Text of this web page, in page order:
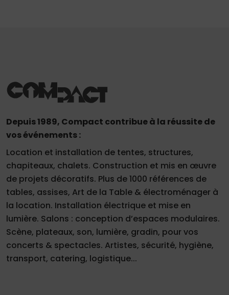
Depuis 1989, Compact contribue à la réussite de
vos événements :
Location et installation de tentes, structures,
chapiteaux, chalets. Construction et mis en œuvre
de projets décoratifs. Plus de 1000 références de
tables, assises, Art de la Table & électroménager à
la location. Installation électrique et mise en
lumière. Salons : conception d’espaces modulaires.
Scène, plateaux, son, lumière, gradin, pour vos
concerts & spectacles. Artistes, sécurité, hygiène,
transport, catering, logistique...